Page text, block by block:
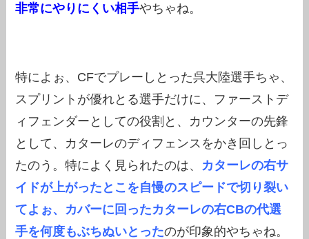
非常にやりにくい相手やちゃね。
特によぉ、CFでプレーしとった呉大陸選手ちゃ、
スプリントが優れとる選手だけに、ファーストデ
ィフェンダーとしての役割と、カウンターの先鋒
として、カターレのディフェンスをかき回しとっ
たのう。特によく見られたのは、 カターレの右サ
イドが上がったとこを自慢のスピードで切り裂い
てよぉ、カバーに回ったカターレの右CBの代選
手を何度もぶちぬいとったのが印象的やちゃね。